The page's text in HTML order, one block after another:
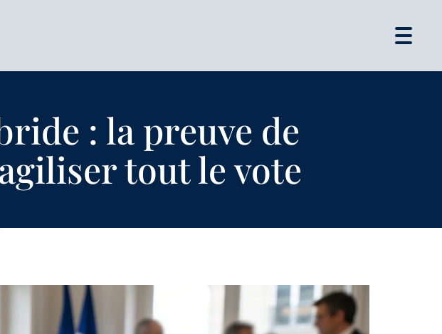
Toggle
: la preuve de
tout le vote